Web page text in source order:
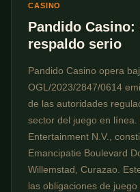
CASINO
Pandido
respaldo serio
Pandido Casino opera
OGL/2023/2847/0614
de las autoridades
sector del juego en
Entertainment N.V.,
Emancipatie Boulevard
Willemstad, Curazao.
las obligaciones de